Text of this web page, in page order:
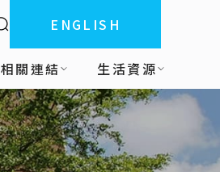
全站搜索ENGLISH
相關連結 生活資源